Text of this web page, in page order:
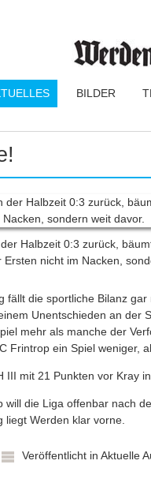
BILDER
Halbzeit 0:3 zurück,
Ersten nicht im Nacken,
fällt die sportliche Bilanz
Unentschieden an der
mehr als manche der
Frintrop ein Spiel weniger,
III mit 21 Punkten vor Kray
will die Liga offenbar nach
liegt Werden klar vorne.
Veröffentlicht in Aktuelle